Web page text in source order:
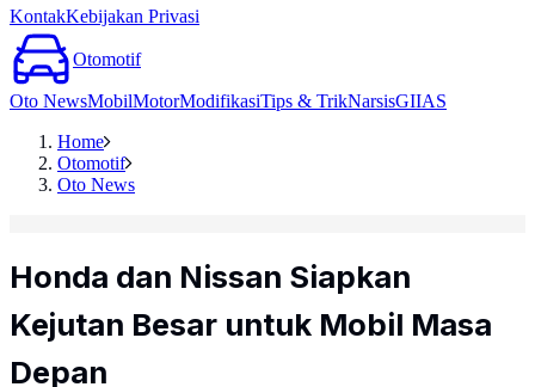
KontakKebijakan Privasi
Otomotif
Oto NewsMobilMotorModifikasiTips & TrikNarsisGIIAS
Home
Otomotif
Oto News
Honda dan Nissan Siapkan
Kejutan Besar untuk Mobil Masa
Depan